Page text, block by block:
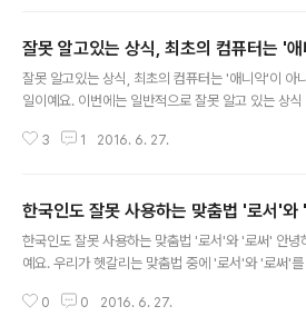
어떠한 엔지니어의 길을 걷고자 하는지 작성합니다.
에서는 자신의 꿈과 이를 위해 자신이 해 왔었던 것,
현재 하고 있는 것과 앞으로 하고자 하는 것을 명시
만드는 엔지니어가 되고 싶습니다.이를 위해 VoIP 서
잘못 알고있는 상식, 최초의 컴퓨터는 '
잘못 알고있는 상식, 최초의 컴퓨터는 '애니악'이 아
일이예요. 이번에는 일반적으로 잘못 알고 있는 상
엇이죠? 네. '애니악'이라고 말하고 싶죠. 하지만 '애
시작하여 1942년에 만들어진 컴퓨터가 있다고 하네
에서 만든 ABC(아타나소프 베리 컴퓨터)랍니다. 이
며 법정을 통해 ABC 컴퓨터가 최초의 컴퓨터로 인
3 1 2016. 6. 27.
한국인도 잘못 사용하는 맞춤법 '로서'와
한국인도 잘못 사용하는 맞춤법 '로서'와 '로써' 안녕
예요. 우리가 헷갈리는 맞춤법 중에 '로서'와 '로써'
면 쉽게 구분하여 사용할 수 있답니다. '로서'는 자격
0 0 2016. 6. 27.